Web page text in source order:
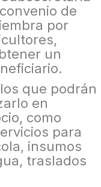
de
por
un
que podrán
en
como
para
insumos
traslados